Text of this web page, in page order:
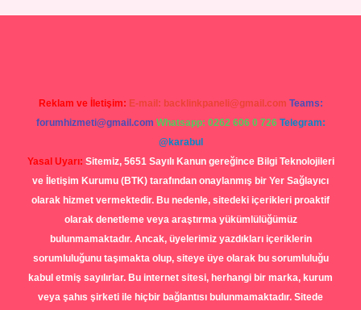
Reklam ve İletişim: E-mail: backlinkpaneli@gmail.com Teams:
forumhizmeti@gmail.com Whatsapp: 0262 606 0 726 Telegram:
@karabul
Yasal Uyarı: Sitemiz, 5651 Sayılı Kanun gereğince Bilgi Teknolojileri
ve İletişim Kurumu (BTK) tarafından onaylanmış bir Yer Sağlayıcı
olarak hizmet vermektedir. Bu nedenle, sitedeki içerikleri proaktif
olarak denetleme veya araştırma yükümlülüğümüz
bulunmamaktadır. Ancak, üyelerimiz yazdıkları içeriklerin
sorumluluğunu taşımakta olup, siteye üye olarak bu sorumluluğu
kabul etmiş sayılırlar. Bu internet sitesi, herhangi bir marka, kurum
veya şahıs şirketi ile hiçbir bağlantısı bulunmamaktadır. Sitede